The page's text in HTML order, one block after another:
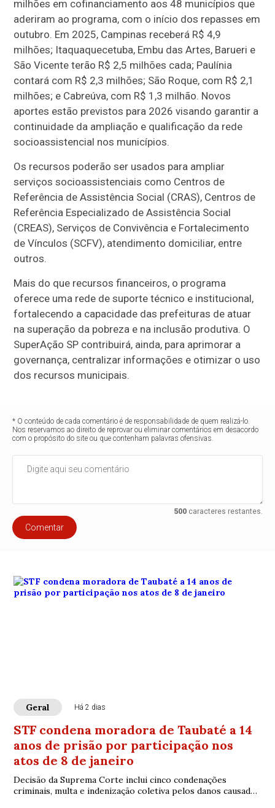
milhões em cofinanciamento aos 48 municípios que
aderiram ao programa, com o início dos repasses em
outubro. Em 2025, Campinas receberá R$ 4,9
milhões; Itaquaquecetuba, Embu das Artes, Barueri e
São Vicente terão R$ 2,5 milhões cada; Paulínia
contará com R$ 2,3 milhões; São Roque, com R$ 2,1
milhões; e Cabreúva, com R$ 1,3 milhão. Novos
aportes estão previstos para 2026 visando garantir a
continuidade da ampliação e qualificação da rede
socioassistencial nos municípios.
Os recursos poderão ser usados para ampliar
serviços socioassistenciais como Centros de
Referência de Assistência Social (CRAS), Centros de
Referência Especializado de Assistência Social
(CREAS), Serviços de Convivência e Fortalecimento
de Vínculos (SCFV), atendimento domiciliar, entre
outros.
Mais do que recursos financeiros, o programa
oferece uma rede de suporte técnico e institucional,
fortalecendo a capacidade das prefeituras de atuar
na superação da pobreza e na inclusão produtiva. O
SuperAção SP contribuirá, ainda, para aprimorar a
governança, centralizar informações e otimizar o uso
dos recursos municipais.
* O conteúdo de cada comentário é de responsabilidade de quem realizá-lo.
Nos reservamos ao direito de reprovar ou eliminar comentários em desacordo
com o propósito do site ou que contenham palavras ofensivas.
500caracteres restantes.
Comentar
Geral Há 2 dias
STF condena moradora de Taubaté a 14
anos de prisão por participação nos
atos de 8 de janeiro
Decisão da Suprema Corte inclui cinco condenações
criminais, multa e indenização coletiva pelos danos causados